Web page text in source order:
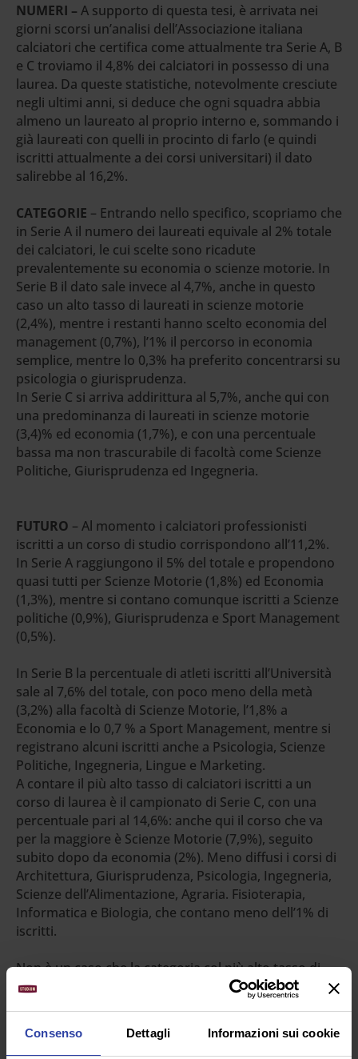
Consenso Dettagli Informazioni sui cookie
NUMERI – A supporto di questa tesi, è arrivata nei
giorni scorsi un’analisi dell’Associazione italiana
calciatori che certifica come attualmente tra Serie A, B
e C troviamo il 4,8% dei calciatori in possesso di una
laurea. Da queste statistiche, notevolmente cresciute
negli ultimi anni, si deduce che ogni squadra abbia
almeno un laureato al proprio interno e, sommando i
già laureati con quelli in procinto di farlo (e quindi
iscritti attualmente a dei corsi universitari) il dato
salirebbe al 16,2%.
CATEGORIE – Entrando nello specifico, scopriamo che
in Serie A il numero dei laureati equivale al 2% totale
dei calciatori, le cui scelte sono ricadute
prevalentemente su economia o scienze motorie. In
Serie B il dato sale invece al 4,7%, anche in questo
caso un alto tasso di laureati in scienze motorie
(2,4%), mentre i restanti hanno scelto economia del
management (0,7%), l’1% il percorso in economia
semplice, mentre lo 0,3% ha preferito concentrarsi su
psicologia o giurisprudenza.
In Serie C si arriva addirittura al 5,7%, anche qui con
una predominanza di laureati in scienze motorie
(3,4)% ed economia (1,7%), e con una percentuale
bassa ma non trascurabile di facoltà come Scienze
Politiche, Giurisprudenza ed Ingegneria.
FUTURO – Al momento i calciatori professionisti
iscritti a un corso di studio corrispondono all’11,2%.
In Serie A raggiungono il 5% del totale e propendono
quasi tutti per Scienze Motorie (1,8%) ed Economia
(1,3%), mentre si contano comunque iscritti a Scienze
politiche (0,9%), Giurisprudenza e Sport Management
(0,5%).
In Serie B la percentuale di atleti iscritti all’Università
sale al 7,6% del totale, con poco meno della metà
(3,2%) alla facoltà di Scienze Motorie, l’1,8% a
Economia e lo 0,7 % a Sport Management, mentre si
registrano alcuni iscritti anche a Psicologia, Scienze
Politiche, Ingegneria, Lingue e Marketing.
A contare il più alto tasso di calciatori iscritti a un
corso di laurea è il campionato di Serie C, con una
percentuale pari al 14,6%: anche qui il corso che va
per la maggiore è Scienze Motorie (7,9%), seguito
subito dopo da economia (2%). Meno diffusi i corsi di
Architettura, Giurisprudenza, Psicologia, Ingegneria,
Scienze dell’Alimentazione, Agraria. Fisioterapia,
Informatica e Biologia, che contano meno dell’1% di
iscritti.
Non è un caso che la categoria col più alto tasso di
laureati (e iscritti) sia la Serie C, dove gli stipendi sono
più bassi, ma negli ultimi anni sta cadendo il tabù del
società in cui anche il calcio richiede una sua cultura,